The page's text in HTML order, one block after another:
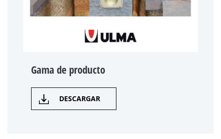
Gama de producto
DESCARGAR